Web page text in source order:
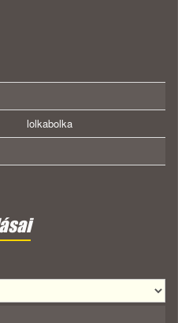
lolkabolka